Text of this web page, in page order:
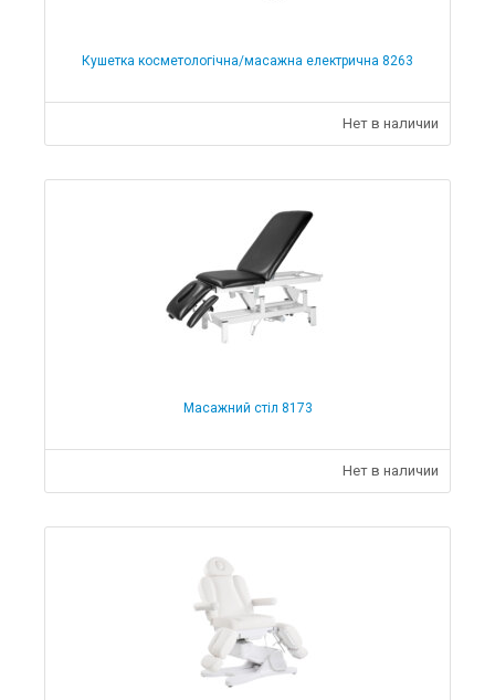
Кушетка косметологічна/масажна електрична 8263
Нет в наличии
Масажний стіл 8173
Нет в наличии